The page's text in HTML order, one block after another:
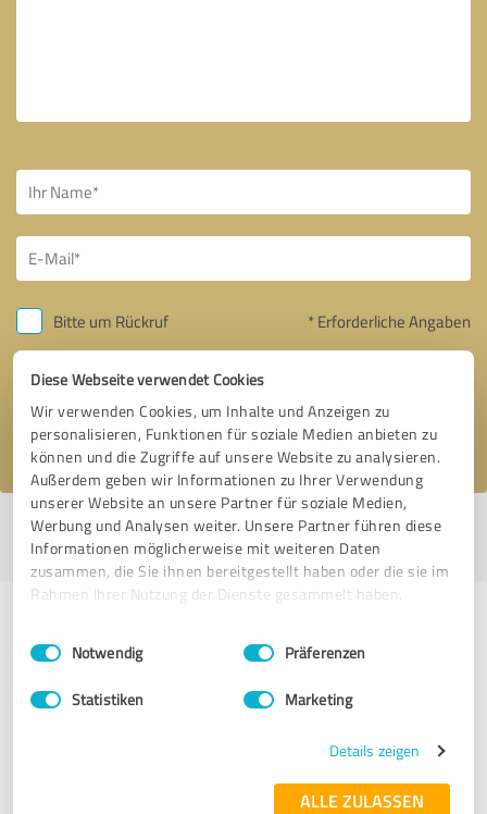
Diese Webseite verwendet Cookies
Wir verwenden Cookies, um Inhalte und Anzeigen zu
personalisieren, Funktionen für soziale Medien anbieten zu
können und die Zugriffe auf unsere Website zu analysieren.
Außerdem geben wir Informationen zu Ihrer Verwendung
unserer Website an unsere Partner für soziale Medien,
Werbung und Analysen weiter. Unsere Partner führen diese
Informationen möglicherweise mit weiteren Daten
zusammen, die Sie ihnen bereitgestellt haben oder die sie im
Rahmen Ihrer Nutzung der Dienste gesammelt haben.
Impressum Datenschutzbestimmungen
Einwilligungsauswahl
Notwendig Präferenzen
Statistiken Marketing
Details zeigen
ALLE ZULASSEN
Bitte um Rückruf * Erforderliche Angaben
Nachricht senden
Ich stimme denDatenschutzbestimmungenzu.
Profil aktiv seit 24.01.2020 |Letzte Aktualisierung: 23.03.2023|Profil
melden
Anbietern aus dem Bereich
Marketing